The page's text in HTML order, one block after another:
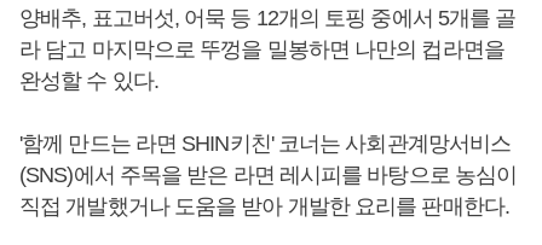
양배추, 표고버섯, 어묵 등 12개의 토핑 중에서 5개를 골
라 담고 마지막으로 뚜껑을 밀봉하면 나만의 컵라면을
완성할 수 있다.
'함께 만드는 라면 SHIN키친' 코너는 사회관계망서비스
(SNS)에서 주목을 받은 라면 레시피를 바탕으로 농심이
직접 개발했거나 도움을 받아 개발한 요리를 판매한다.